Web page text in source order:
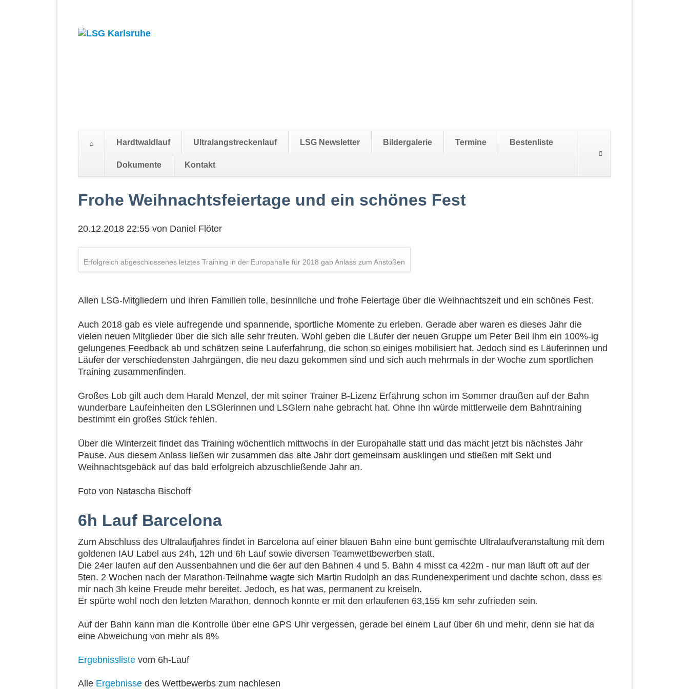
überspringen
Hardtwaldlauf Ultralangstreckenlauf LSG Newsletter Bildergalerie Termine Bestenliste
Dokumente Kontakt
überspringen
Frohe Weihnachtsfeiertage und ein schönes Fest
20.12.2018 22:55 von Daniel Flöter
Erfolgreich abgeschlossenes letztes Training in der Europahalle für 2018 gab Anlass zum Anstoßen
Allen LSG-Mitgliedern und ihren Familien tolle, besinnliche und frohe Feiertage über die Weihnachtszeit und ein schönes Fest.
Auch 2018 gab es viele aufregende und spannende, sportliche Momente zu erleben. Gerade aber waren es dieses Jahr die
vielen neuen Mitglieder über die sich alle sehr freuten. Wohl geben die Läufer der neuen Gruppe um Peter Beil ihm ein 100%-ig
gelungenes Feedback ab und schätzen seine Lauferfahrung, die schon so einiges mobilisiert hat. Jedoch sind es Läuferinnen und
Läufer der verschiedensten Jahrgängen, die neu dazu gekommen sind und sich auch mehrmals in der Woche zum sportlichen
Training zusammenfinden.
Großes Lob gilt auch dem Harald Menzel, der mit seiner Trainer B-Lizenz Erfahrung schon im Sommer draußen auf der Bahn
wunderbare Laufeinheiten den LSGlerinnen und LSGlern nahe gebracht hat. Ohne Ihn würde mittlerweile dem Bahntraining
bestimmt ein großes Stück fehlen.
Über die Winterzeit findet das Training wöchentlich mittwochs in der Europahalle statt und das macht jetzt bis nächstes Jahr
Pause. Aus diesem Anlass ließen wir zusammen das alte Jahr dort gemeinsam ausklingen und stießen mit Sekt und
Weihnachtsgebäck auf das bald erfolgreich abzuschließende Jahr an.
Foto von Natascha Bischoff
6h Lauf Barcelona
Zum Abschluss des Ultralaufjahres findet in Barcelona auf einer blauen Bahn eine bunt gemischte Ultralaufveranstaltung mit dem
goldenen IAU Label aus 24h, 12h und 6h Lauf sowie diversen Teamwettbewerben statt.
Die 24er laufen auf den Aussenbahnen und die 6er auf den Bahnen 4 und 5. Bahn 4 misst ca 422m - nur man läuft oft auf der
5ten. 2 Wochen nach der Marathon-Teilnahme wagte sich Martin Rudolph an das Rundenexperiment und dachte schon, dass es
mir nach 3h keine Freude mehr bereitet. Jedoch, es hat was, permanent zu kreiseln.
Er spürte wohl noch den letzten Marathon, dennoch konnte er mit den erlaufenen 63,155 km sehr zufrieden sein.
Auf der Bahn kann man die Kontrolle über eine GPS Uhr vergessen, gerade bei einem Lauf über 6h und mehr, denn sie hat da
eine Abweichung von mehr als 8%
Ergebnissliste vom 6h-Lauf
Alle Ergebnisse des Wettbewerbs zum nachlesen